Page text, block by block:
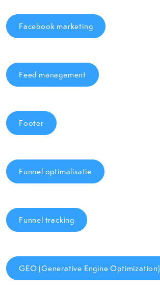
Facebook marketing
Feed management
Footer
Funnel optimalisatie
Funnel tracking
GEO (Generative Engine Optimization)